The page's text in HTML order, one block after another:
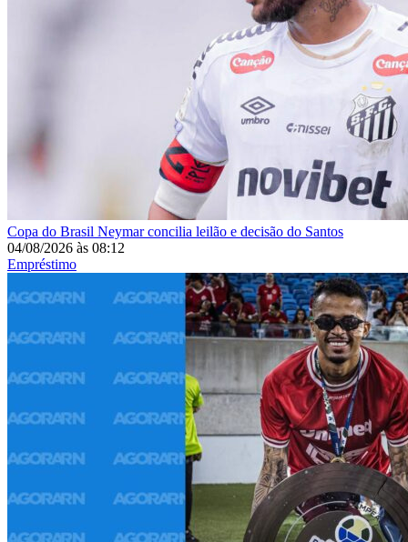
Copa do Brasil Neymar concilia leilão e decisão do Santos
04/08/2026 às 08:12
Empréstimo